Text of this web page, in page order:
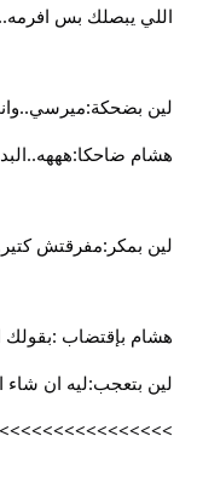
اللي يبصلك بس
لين
هشام
لين بمكر:مفرقتش
هشام بإقتضاب :بقولك
لين بتعجب:ليه ان شاء